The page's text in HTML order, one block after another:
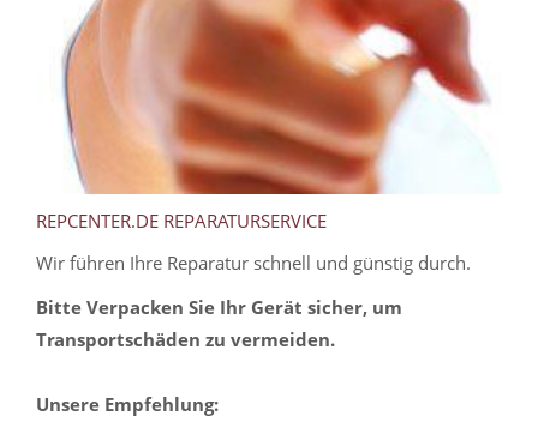
REPCENTER.DE REPARATURSERVICE
Wir führen Ihre Reparatur schnell und günstig durch.
Bitte Verpacken Sie Ihr Gerät sicher, um
Transportschäden zu vermeiden.
Unsere Empfehlung: